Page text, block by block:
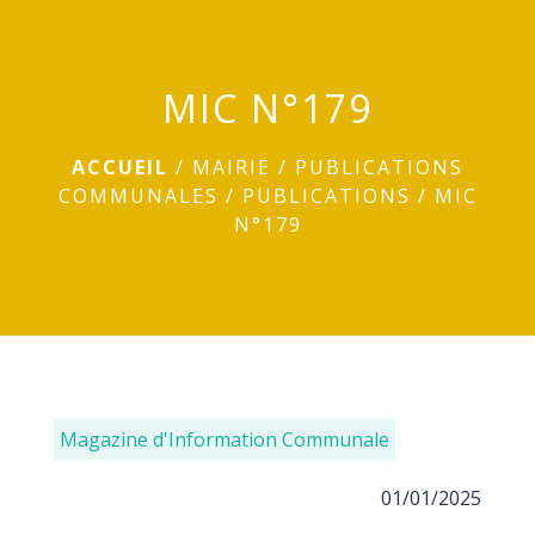
MIC N°179
ACCUEIL / MAIRIE / PUBLICATIONS
COMMUNALES / PUBLICATIONS / MIC
N°179
Magazine d'Information Communale
01/01/2025